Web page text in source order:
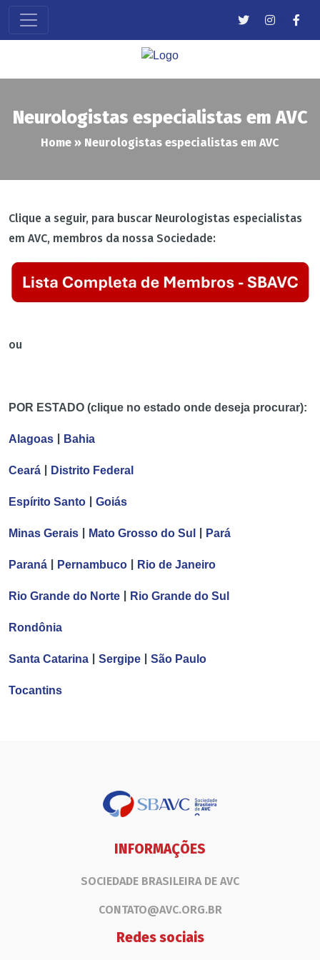
Neurologistas especialistas em AVC
Home » Neurologistas especialistas em AVC
Clique a seguir, para buscar Neurologistas especialistas
em AVC, membros da nossa Sociedade:
ou
POR ESTADO (clique no estado onde deseja procurar):
Alagoas Bahia
Ceará Distrito Federal
Espírito Santo Goiás
Minas Gerais Mato Grosso do Sul Pará
Paraná Pernambuco Rio de Janeiro
Rio Grande do Norte Rio Grande do Sul
Rondônia
Santa Catarina Sergipe São Paulo
Tocantins
INFORMAÇÕES
SOCIEDADE BRASILEIRA DE AVC
CONTATO@AVC.ORG.BR
Redes sociais